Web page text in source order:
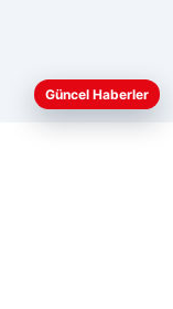
amacıyla çerezler
Güncel Haberler